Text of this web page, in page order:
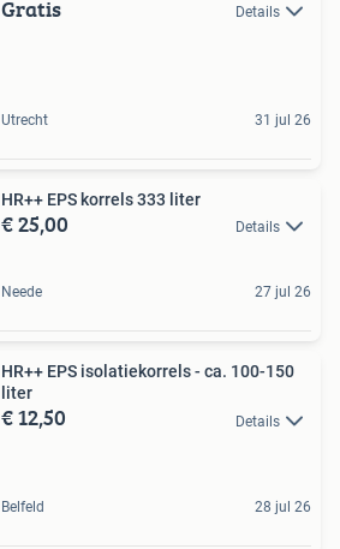
Gratis Details
Utrecht 31 jul 26
HR++ EPS korrels 333 liter
€ 25,00 Details
Neede 27 jul 26
HR++ EPS isolatiekorrels - ca. 100-150
liter
€ 12,50 Details
Belfeld 28 jul 26